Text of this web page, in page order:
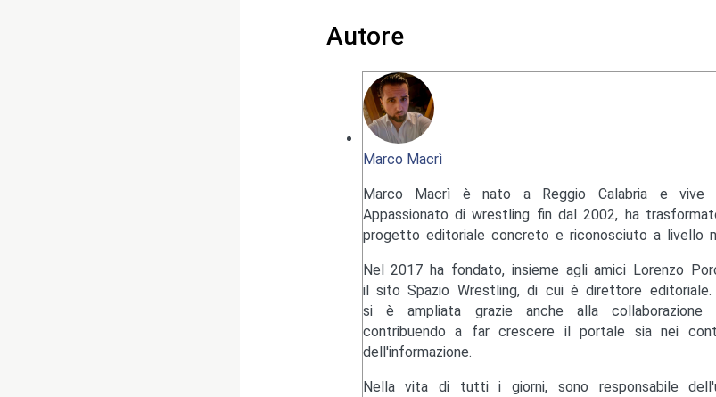
Autore
Marco Macrì
Marco Macrì è nato a Reggio Calabria e vive
Appassionato di wrestling fin dal 2002, ha
progetto editoriale concreto e riconosciuto a livello
Nel 2017 ha fondato, insieme agli amici Lorenzo
il sito Spazio Wrestling, di cui è direttore editoriale.
si è ampliata grazie anche alla collaborazione
contribuendo a far crescere il portale sia nei
dell'informazione.
Nella vita di tutti i giorni, sono responsabile